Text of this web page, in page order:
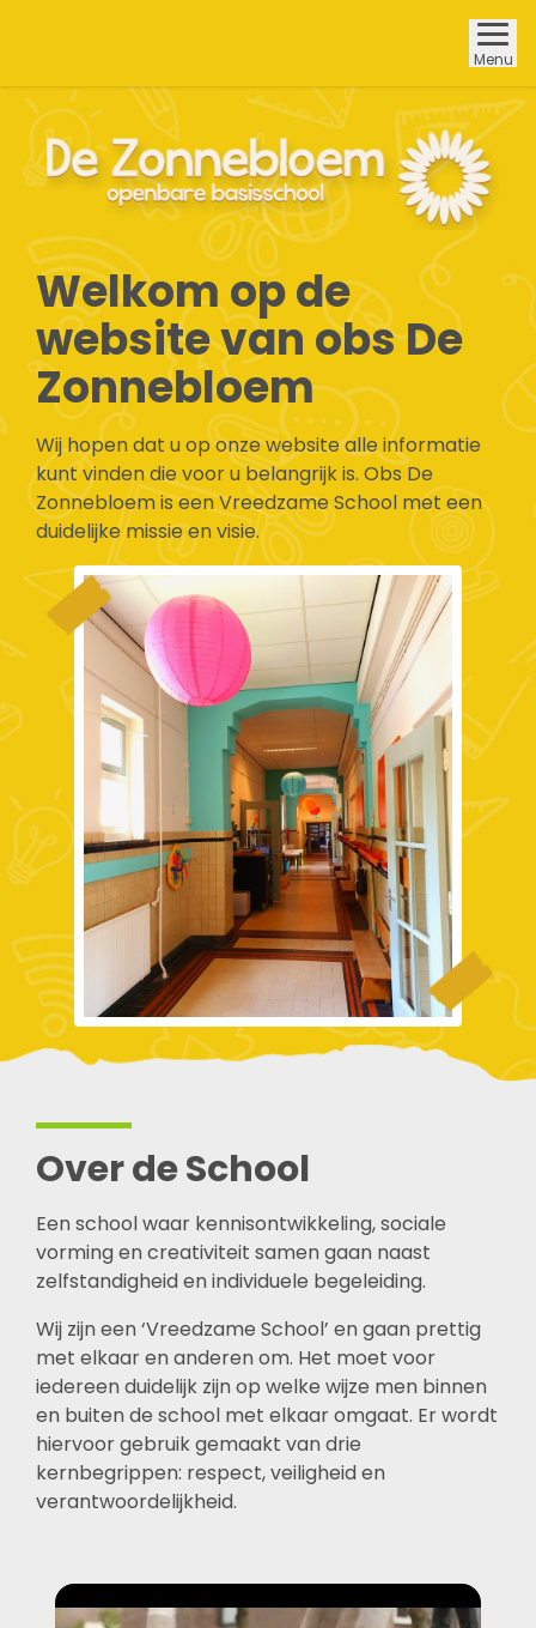
Menu
Welkom op de
website van obs De
Zonnebloem
Wij hopen dat u op onze website alle informatie
kunt vinden die voor u belangrijk is. Obs De
Zonnebloem is een Vreedzame School met een
duidelijke missie en visie.
Over de School
Een school waar kennisontwikkeling, sociale
vorming en creativiteit samen gaan naast
zelfstandigheid en individuele begeleiding.
Wij zijn een ‘Vreedzame School’ en gaan prettig
met elkaar en anderen om. Het moet voor
iedereen duidelijk zijn op welke wijze men binnen
en buiten de school met elkaar omgaat. Er wordt
hiervoor gebruik gemaakt van drie
kernbegrippen: respect, veiligheid en
verantwoordelijkheid.